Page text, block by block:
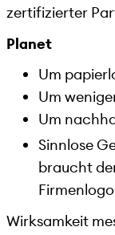
zertifizierter
Planet
Um
Um
Um
Sinnlose
braucht
Wirksamkeit